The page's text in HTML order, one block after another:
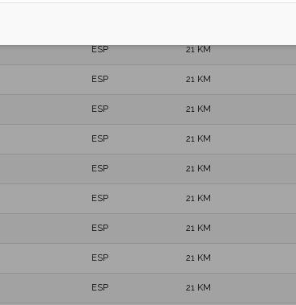
ESP 21 KM
ESP 21 KM
ESP 21 KM
ESP 21 KM
ESP 21 KM
ESP 21 KM
ESP 21 KM
ESP 21 KM
ESP 21 KM